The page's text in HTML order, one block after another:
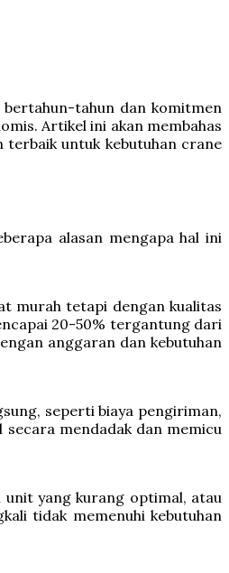
bertahun-tahun dan komitmen
Artikel ini akan membahas
terbaik untuk kebutuhan crane
alasan mengapa hal ini
murah tetapi dengan kualitas
20-50% tergantung dari
anggaran dan kebutuhan
seperti biaya pengiriman,
mendadak dan memicu
unit yang kurang optimal, atau
tidak memenuhi kebutuhan